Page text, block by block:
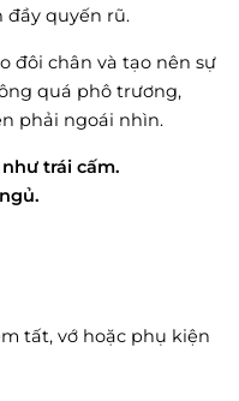
đầy quyến rũ.
đôi chân và tạo nên sự
quá phô trương,
phải ngoái nhìn.
trái cấm.
tất, vớ hoặc phụ kiện